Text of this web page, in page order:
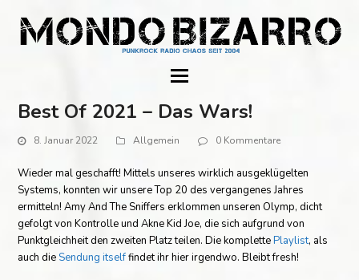
Best Of 2021 – Das Wars!
8. Januar 2022 Allgemein 0 Kommentare
Wieder mal geschafft! Mittels unseres wirklich ausgeklügelten
Systems, konnten wir unsere Top 20 des vergangenes Jahres
ermitteln! Amy And The Sniffers erklommen unseren Olymp, dicht
gefolgt von Kontrolle und Akne Kid Joe, die sich aufgrund von
Punktgleichheit den zweiten Platz teilen. Die komplettePlaylist, als
auch die Sendung itselffindet ihr hier irgendwo. Bleibt fresh!